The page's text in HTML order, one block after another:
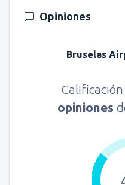
Opiniones
Bruselas
opiniones